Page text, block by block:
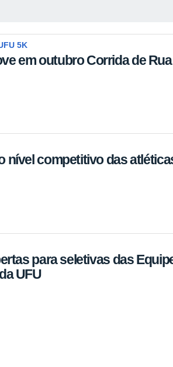
5K
em outubro Corrida de
nível competitivo das
para seletivas das
UFU